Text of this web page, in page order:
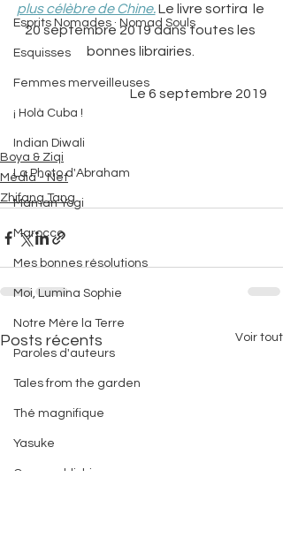
Esprits Nomades · Nomad Souls
Esquisses
Femmes merveilleuses
¡ Holà Cuba !
Indian Diwali
La Photo d'Abraham
Maman Yogi
Marocco
Mes bonnes résolutions
Moi, Lumina Sophie
Notre Mère la Terre
Paroles d'auteurs
Tales from the garden
Thé magnifique
Yasuke
Owen publishing
plus célèbre de Chine. Le livre sortira  le
20 septembre 2019 dans toutes les
bonnes librairies.
Le 6 septembre 2019
Boya & Ziqi
Média - Net
Zhifang Tang
Posts récents Voir tout